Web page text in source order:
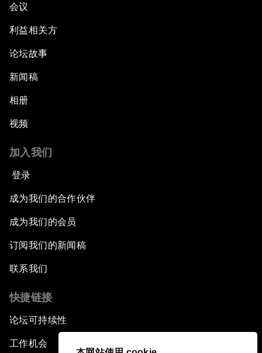
会议
利益相关方
论坛故事
新闻稿
相册
视频
加入我们
登录
成为我们的合作伙伴
成为我们的会员
订阅我们的新闻稿
联系我们
快捷链接
论坛可持续性
工作机会